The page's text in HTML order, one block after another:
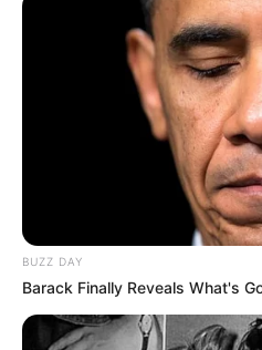
BUZZ DAY
Barack Finally Reveals What's